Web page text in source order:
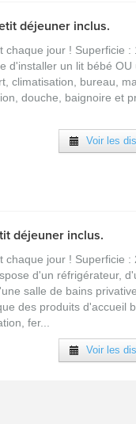
déjeuner inclus.
jour ! Superficie :
d'installer un lit bébé OU
climatisation, bureau,
douche, baignoire et
Voir les
déjeuner inclus.
jour ! Superficie :
d'un réfrigérateur,
salle de bains
des produits d'accueil
fer...
Voir les